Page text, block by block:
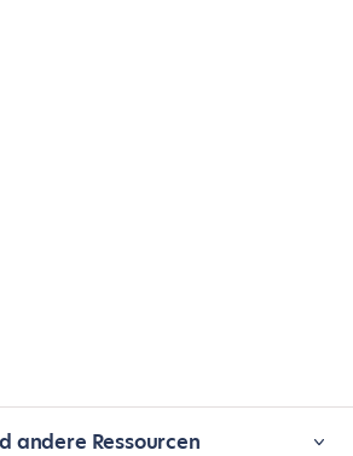
andere Ressourcen